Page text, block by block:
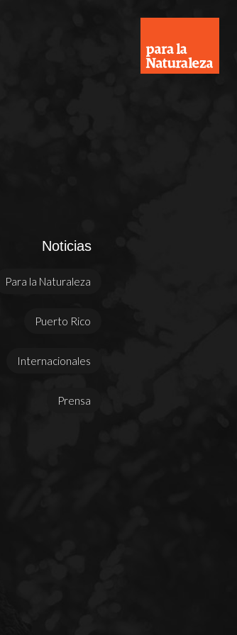
Noticias
Para la Naturaleza
Puerto Rico
Internacionales
Prensa